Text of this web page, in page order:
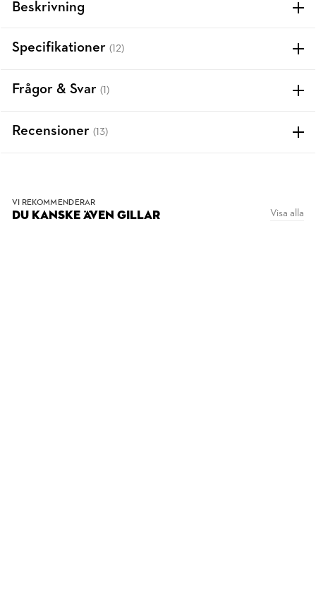
Beskrivning
Specifikationer (12)
Frågor & Svar (1)
Recensioner (13)
VI REKOMMENDERAR
DU KANSKE ÄVEN GILLAR Visa alla